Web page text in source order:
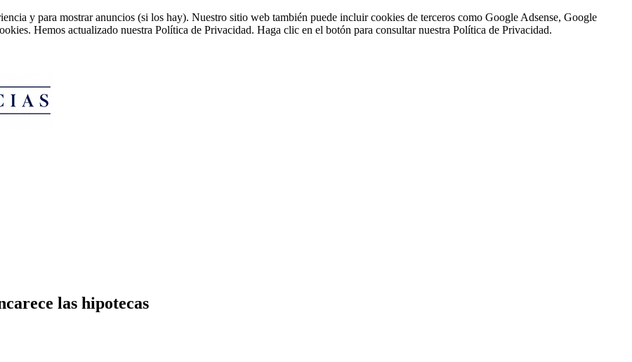
y para mostrar anuncios (si los hay). Nuestro sitio web también puede incluir cookies de terceros como Google Adsense, Google
Hemos actualizado nuestra Política de Privacidad. Haga clic en el botón para consultar nuestra Política de Privacidad.
las hipotecas